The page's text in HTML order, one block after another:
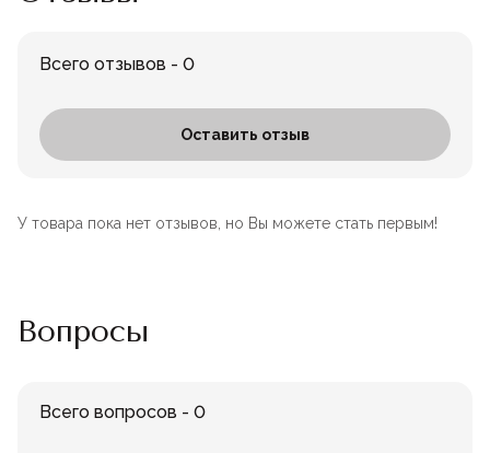
Всего отзывов - 0
Оставить отзыв
У товара пока нет отзывов, но Вы можете стать первым!
Вопросы
Всего вопросов - 0